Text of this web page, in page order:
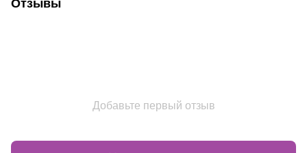
Отзывы
Добавьте первый отзыв